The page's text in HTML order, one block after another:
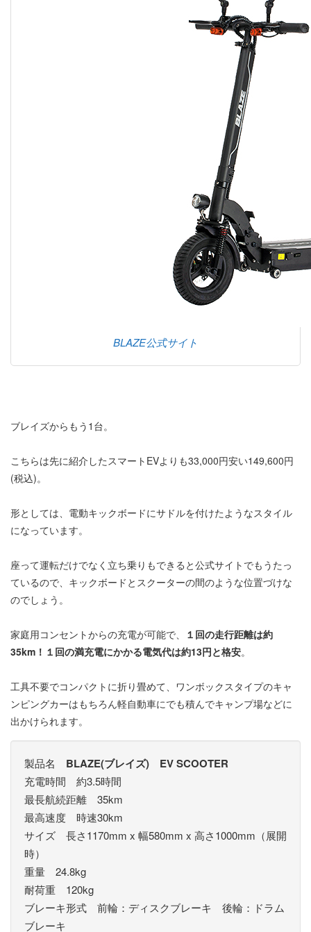
BLAZE公式サイト
ブレイズからもう1台。
こちらは先に紹介したスマートEVよりも33,000円安い149,600円
(税込)。
形としては、電動キックボードにサドルを付けたようなスタイル
になっています。
座って運転だけでなく立ち乗りもできると公式サイトでもうたっ
ているので、キックボードとスクーターの間のような位置づけな
のでしょう。
家庭用コンセントからの充電が可能で、
１回の走行距離は約
35km！１回の満充電にかかる電気代は約13円と格安。
工具不要でコンパクトに折り畳めて、ワンボックスタイプのキャ
ンピングカーはもちろん軽自動車にでも積んでキャンプ場などに
出かけられます。
製品名 BLAZE(ブレイズ) EV SCOOTER
充電時間 約3.5時間
最長航続距離 35km
最高速度 時速30km
サイズ 長さ1170mm x 幅580mm x 高さ1000mm（展開
時）
重量 24.8kg
耐荷重 120kg
ブレーキ形式 前輪：ディスクブレーキ 後輪：ドラム
ブレーキ